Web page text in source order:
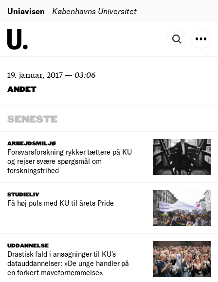
Uniavisen Københavns Universitet
19. januar, 2017—03:06
ANDET
SENESTE
ARBEJDSMILJØ
Forsvarsforskning rykker tættere på KU
og rejser svære spørgsmål om
forskningsfrihed
STUDIELIV
Få høj puls med KU til årets Pride
UDDANNELSE
Drastisk fald i ansøgninger til KU's
datauddannelser: »De unge handler på
en forkert mavefornemmelse«